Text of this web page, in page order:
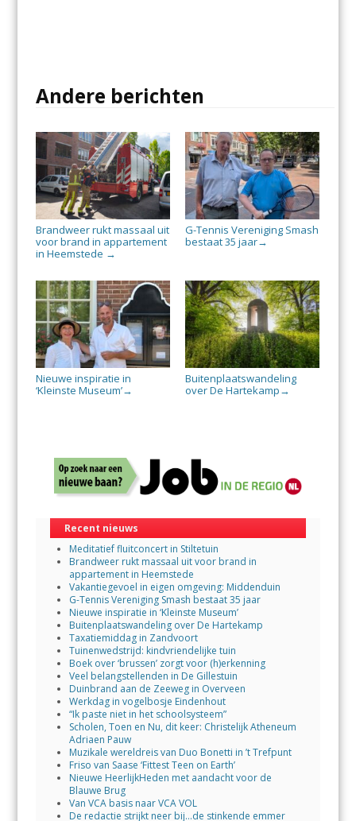
Andere berichten
Brandweer rukt massaal uit
voor brand in appartement
in Heemstede →
G-Tennis Vereniging Smash
bestaat 35 jaar→
Nieuwe inspiratie in
‘Kleinste Museum’→
Buitenplaatswandeling
over De Hartekamp →
Recent nieuws
Meditatief fluitconcert in Stiltetuin
Brandweer rukt massaal uit voor brand in
appartement in Heemstede
Vakantiegevoel in eigen omgeving: Middenduin
G-Tennis Vereniging Smash bestaat 35 jaar
Nieuwe inspiratie in ‘Kleinste Museum’
Buitenplaatswandeling over De Hartekamp
Taxatiemiddag in Zandvoort
Tuinenwedstrijd: kindvriendelijke tuin
Boek over ‘brussen’ zorgt voor (h)erkenning
Veel belangstellenden in De Gillestuin
Duinbrand aan de Zeeweg in Overveen
Werkdag in vogelbosje Eindenhout
“Ik paste niet in het schoolsysteem”
Scholen, Toen en Nu, dit keer: Christelijk Atheneum
Adriaen Pauw
Muzikale wereldreis van Duo Bonetti in ’t Trefpunt
Friso van Saase ‘Fittest Teen on Earth’
Nieuwe HeerlijkHeden met aandacht voor de
Blauwe Brug
Van VCA basis naar VCA VOL
De redactie strijkt neer bij…de stinkende emmer